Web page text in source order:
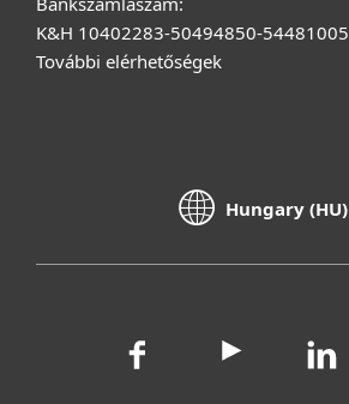
K&H 10402283-50494850-54481005
További elérhetőségek
Hungary (HU)